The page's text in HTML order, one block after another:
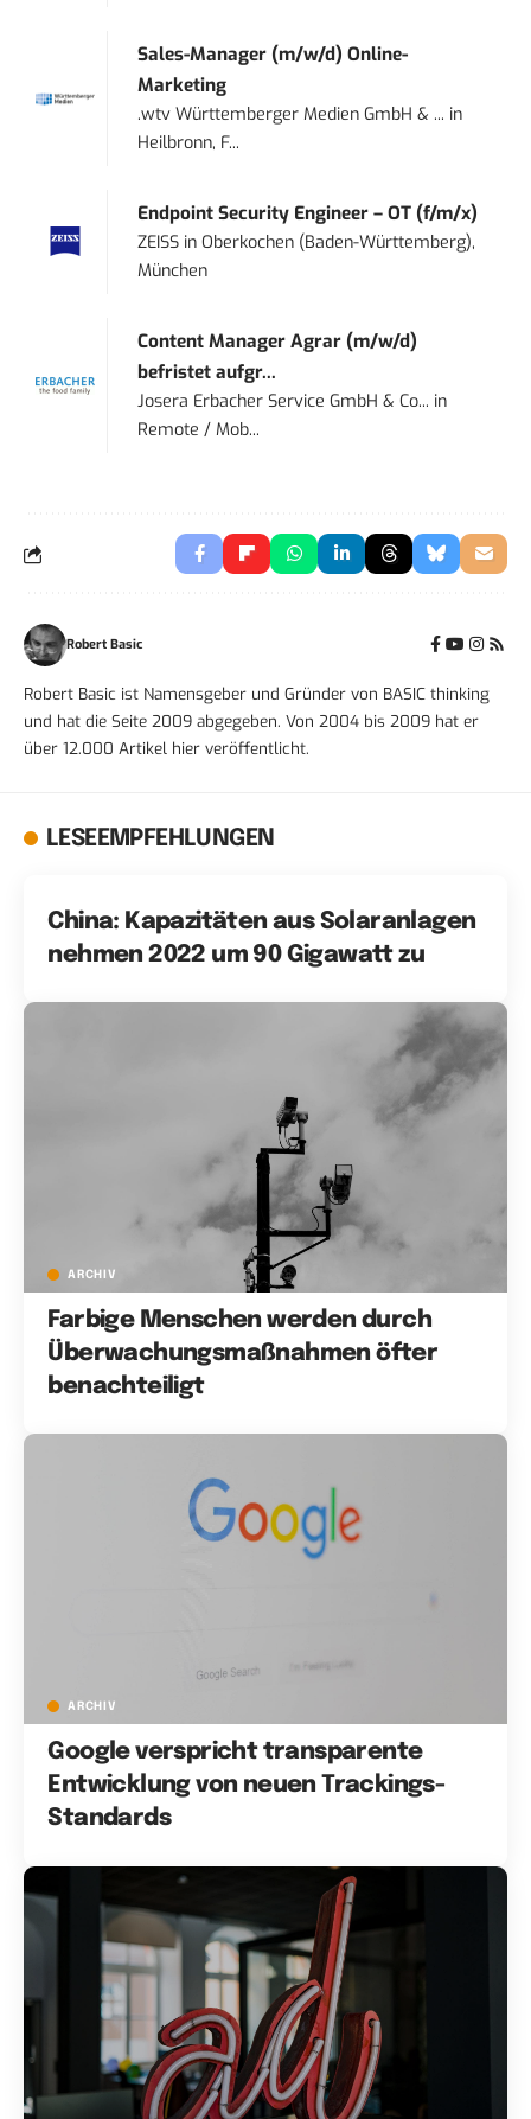
Sales-Manager (m/w/d) Online-
Marketing
.wtv Württemberger Medien GmbH & ... in
Heilbronn, F...
Endpoint Security Engineer – OT (f/m/x)
ZEISS inOberkochen (Baden-Württemberg),
München
Content Manager Agrar (m/w/d)
befristet aufgr...
Josera Erbacher Service GmbH & Co... in
Remote / Mob...
Robert Basic
Robert Basic ist Namensgeber und Gründer von BASIC thinking
und hat die Seite 2009 abgegeben. Von 2004 bis 2009 hat er
über 12.000 Artikel hier veröffentlicht.
LESEEMPFEHLUNGEN
China: Kapazitäten aus Solaranlagen
nehmen 2022 um 90 Gigawatt zu
ARCHIV
Farbige Menschen werden durch
Überwachungsmaßnahmen öfter
benachteiligt
ARCHIV
Google verspricht transparente
Entwicklung von neuen Trackings-
Standards